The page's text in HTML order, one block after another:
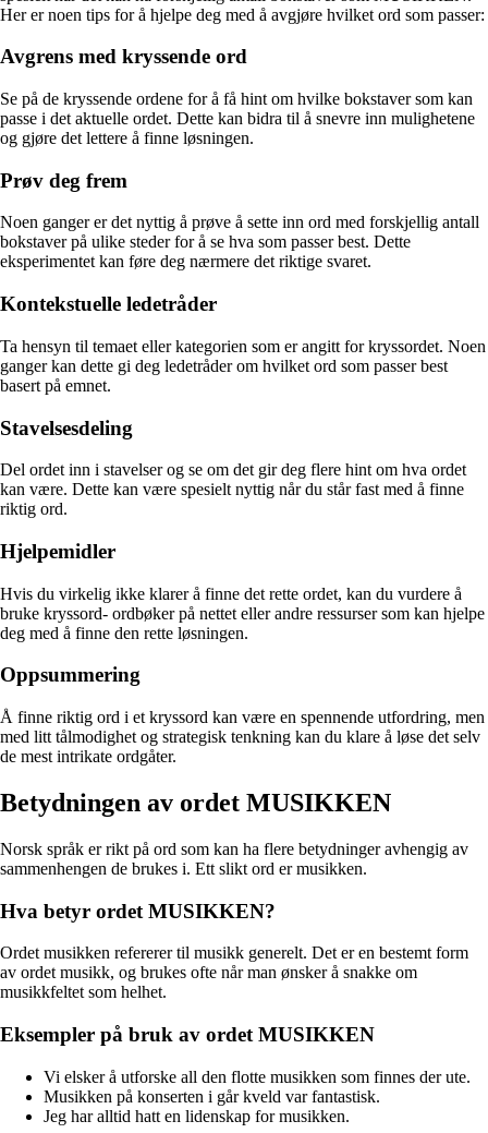
Her er noen tips for å hjelpe deg med å avgjøre hvilket ord som passer:
Avgrens med kryssende ord
Se på de kryssende ordene for å få hint om hvilke bokstaver som kan
passe i det aktuelle ordet. Dette kan bidra til å snevre inn mulighetene
og gjøre det lettere å finne løsningen.
Prøv deg frem
Noen ganger er det nyttig å prøve å sette inn ord med forskjellig antall
bokstaver på ulike steder for å se hva som passer best. Dette
eksperimentet kan føre deg nærmere det riktige svaret.
Kontekstuelle ledetråder
Ta hensyn til temaet eller kategorien som er angitt for kryssordet. Noen
ganger kan dette gi deg ledetråder om hvilket ord som passer best
basert på emnet.
Stavelsesdeling
Del ordet inn i stavelser og se om det gir deg flere hint om hva ordet
kan være. Dette kan være spesielt nyttig når du står fast med å finne
riktig ord.
Hjelpemidler
Hvis du virkelig ikke klarer å finne det rette ordet, kan du vurdere å
bruke kryssord- ordbøker på nettet eller andre ressurser som kan hjelpe
deg med å finne den rette løsningen.
Oppsummering
Å finne riktig ord i et kryssord kan være en spennende utfordring, men
med litt tålmodighet og strategisk tenkning kan du klare å løse det selv
de mest intrikate ordgåter.
Betydningen av ordet MUSIKKEN
Norsk språk er rikt på ord som kan ha flere betydninger avhengig av
sammenhengen de brukes i. Ett slikt ord er musikken.
Hva betyr ordet MUSIKKEN?
Ordet musikken refererer til musikk generelt. Det er en bestemt form
av ordet musikk, og brukes ofte når man ønsker å snakke om
musikkfeltet som helhet.
Eksempler på bruk av ordet MUSIKKEN
Vi elsker å utforske all den flotte musikken som finnes der ute.
Musikken på konserten i går kveld var fantastisk.
Jeg har alltid hatt en lidenskap for musikken.